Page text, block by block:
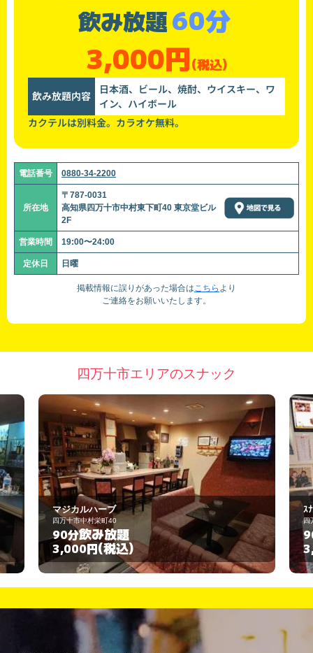
飲み放題60分
3,000円(税込)
飲み放題内容
日本酒、ビール、焼酎、ウイスキー、ワ
イン、ハイボール
カクテルは別料金。カラオケ無料。
電話番号 0880-34-2200
所在地
〒787-0031
高知県四万十市中村東下町40 東京堂ビル
2F
営業時間 19:00〜24:00
定休日 日曜
掲載情報に誤りがあった場合はこちら より
ご連絡をお願いいたします。
四万十市エリアのスナック
ｽﾅｯｸ 夕遊
四万十市中村愛宕町
90分飲み放題
3,000円(税込)